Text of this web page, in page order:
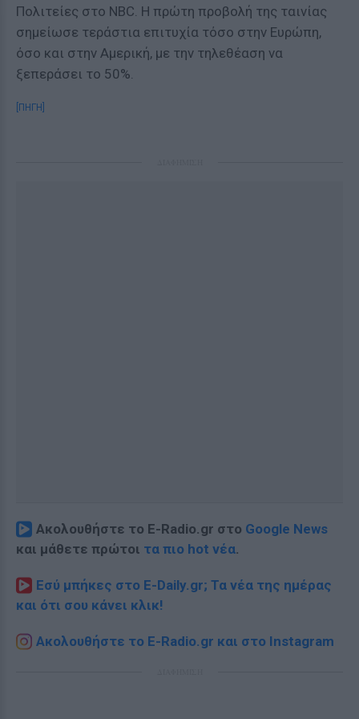
Πολιτείες στο NBC. Η πρώτη προβολή της ταινίας
σημείωσε τεράστια επιτυχία τόσο στην Ευρώπη,
όσο και στην Αμερική, με την τηλεθέαση να
ξεπεράσει το 50%.
[ΠΗΓΗ]
Ακολουθήστε το E-Radio.gr στο Google News
και μάθετε πρώτοι τα πιο hot νέα.
Εσύ μπήκες στο E-Daily.gr; Τα νέα της ημέρας
και ότι σου κάνει κλικ!
Ακολουθήστε το E-Radio.gr και στο Instagram